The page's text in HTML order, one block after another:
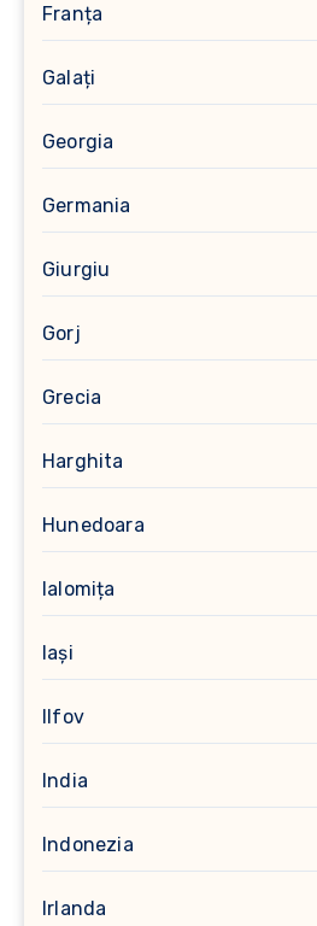
Franța
Galați
Georgia
Germania
Giurgiu
Gorj
Grecia
Harghita
Hunedoara
Ialomița
Iași
Ilfov
India
Indonezia
Irlanda